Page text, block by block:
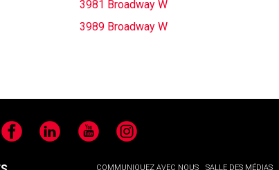
3981 Broadway W
3989 Broadway W
FacebookLinkedIn YouTubeInstagram
COMMUNIQUEZ AVEC NOUS SALLE DES MÉDIAS